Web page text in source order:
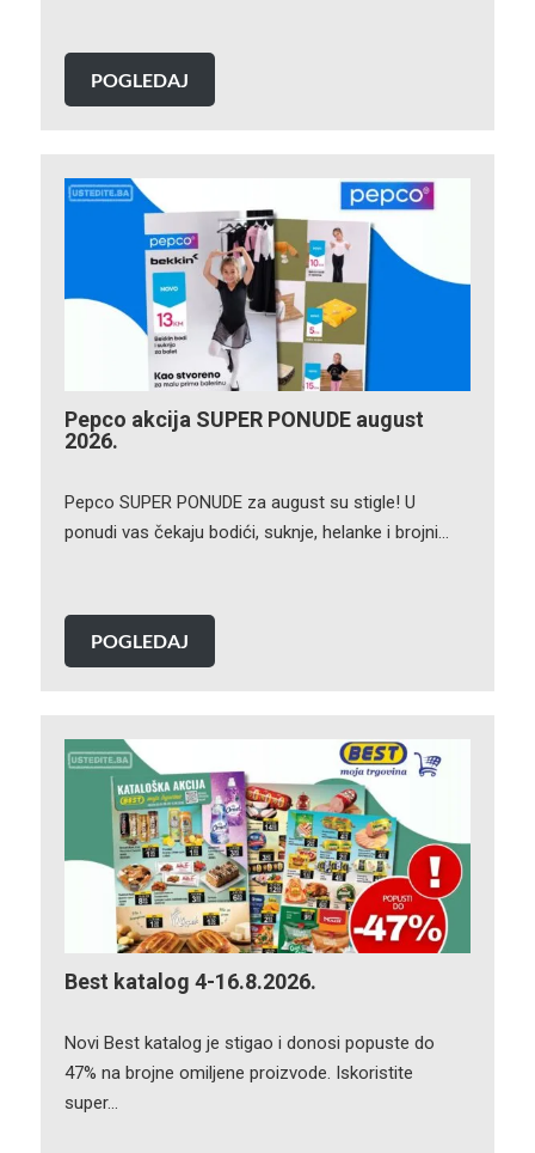
POGLEDAJ
Pepco akcija SUPER PONUDE august
2026.
Pepco SUPER PONUDE za august su stigle! U
ponudi vas čekaju bodići, suknje, helanke i brojni…
POGLEDAJ
Best katalog 4-16.8.2026.
Novi Best katalog je stigao i donosi popuste do
47% na brojne omiljene proizvode. Iskoristite
super…